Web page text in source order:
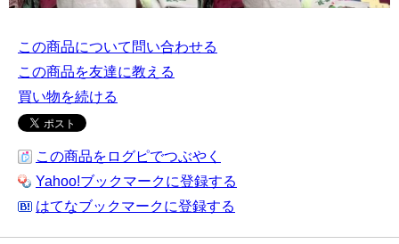
この商品について問い合わせる
この商品を友達に教える
買い物を続ける
この商品をログピでつぶやく
Yahoo!ブックマークに登録する
はてなブックマークに登録する